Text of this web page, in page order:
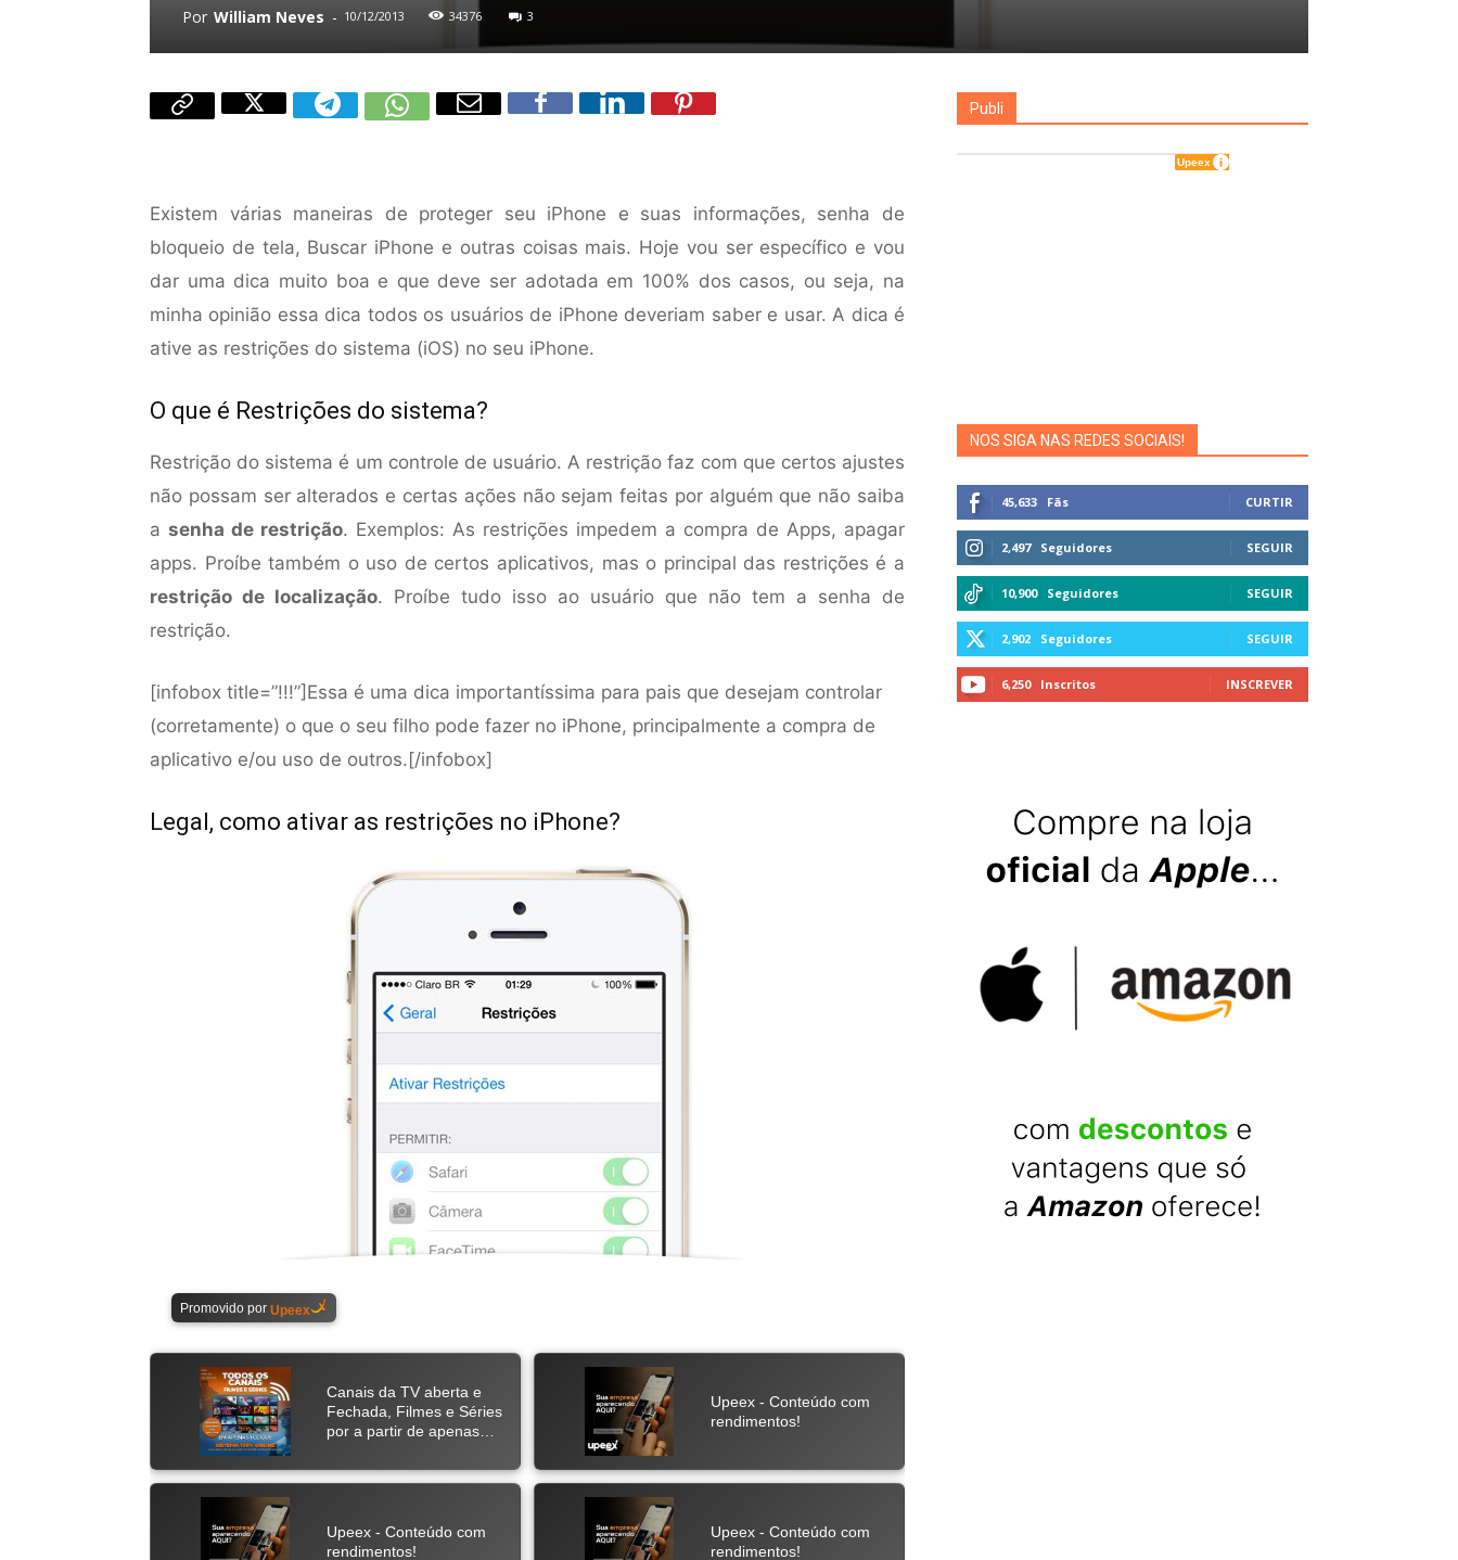
Por William Neves - 10/12/2013 34376 3
Existem várias maneiras de proteger seu iPhone e suas informações, senha de
bloqueio de tela, Buscar iPhone e outras coisas mais. Hoje vou ser específico e vou
dar uma dica muito boa e que deve ser adotada em 100% dos casos, ou seja, na
minha opinião essa dica todos os usuários de iPhone deveriam saber e usar. A dica é
ative as restrições do sistema (iOS) no seu iPhone.
O que é Restrições do sistema?
Restrição do sistema é um controle de usuário. A restrição faz com que certos ajustes
não possam ser alterados e certas ações não sejam feitas por alguém que não saiba
a senha de restrição. Exemplos: As restrições impedem a compra de Apps, apagar
apps. Proíbe também o uso de certos aplicativos, mas o principal das restrições é a
restrição de localização. Proíbe tudo isso ao usuário que não tem a senha de
restrição.
[infobox title=”!!!”]Essa é uma dica importantíssima para pais que desejam controlar
(corretamente) o que o seu filho pode fazer no iPhone, principalmente a compra de
aplicativo e/ou uso de outros.[/infobox]
Legal, como ativar as restrições no iPhone?
Publi
NOS SIGA NAS REDES SOCIAIS!
45,633 Fãs CURTIR
2,497 Seguidores SEGUIR
10,900 Seguidores SEGUIR
2,902 Seguidores SEGUIR
6,250 Inscritos INSCREVER